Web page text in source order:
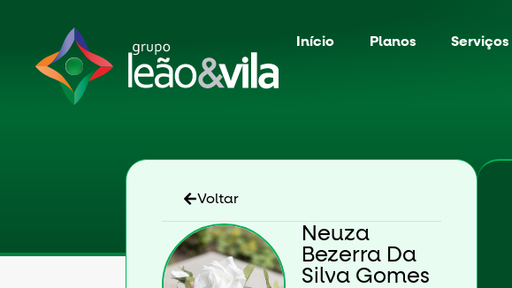
Início Planos Serviços
Voltar
Neuza
Bezerra Da
Silva Gomes